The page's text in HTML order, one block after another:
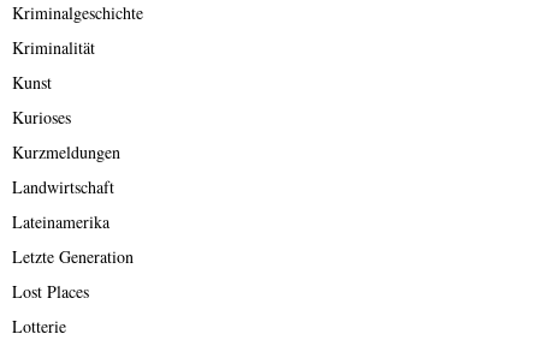
Kriminalgeschichte
Kriminalität
Kunst
Kurioses
Kurzmeldungen
Landwirtschaft
Lateinamerika
Letzte Generation
Lost Places
Lotterie